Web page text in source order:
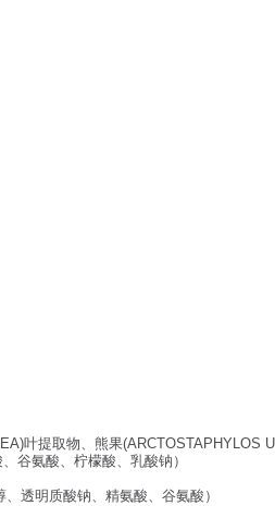
叶提取物、熊果(ARCTOSTAPHYLOS
谷氨酸、柠檬酸、乳酸钠）
透明质酸钠、精氨酸、谷氨酸）